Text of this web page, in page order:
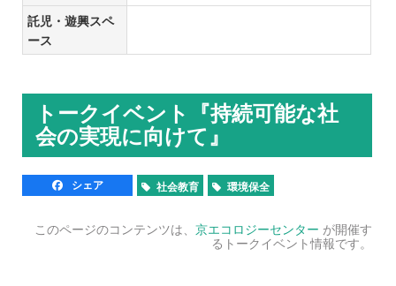
託児・遊興スペ
ース
トークイベント『持続可能な社
会の実現に向けて』
シェア 社会教育 環境保全
このページのコンテンツは、 京エコロジーセンター が開催す
るトークイベント情報です。